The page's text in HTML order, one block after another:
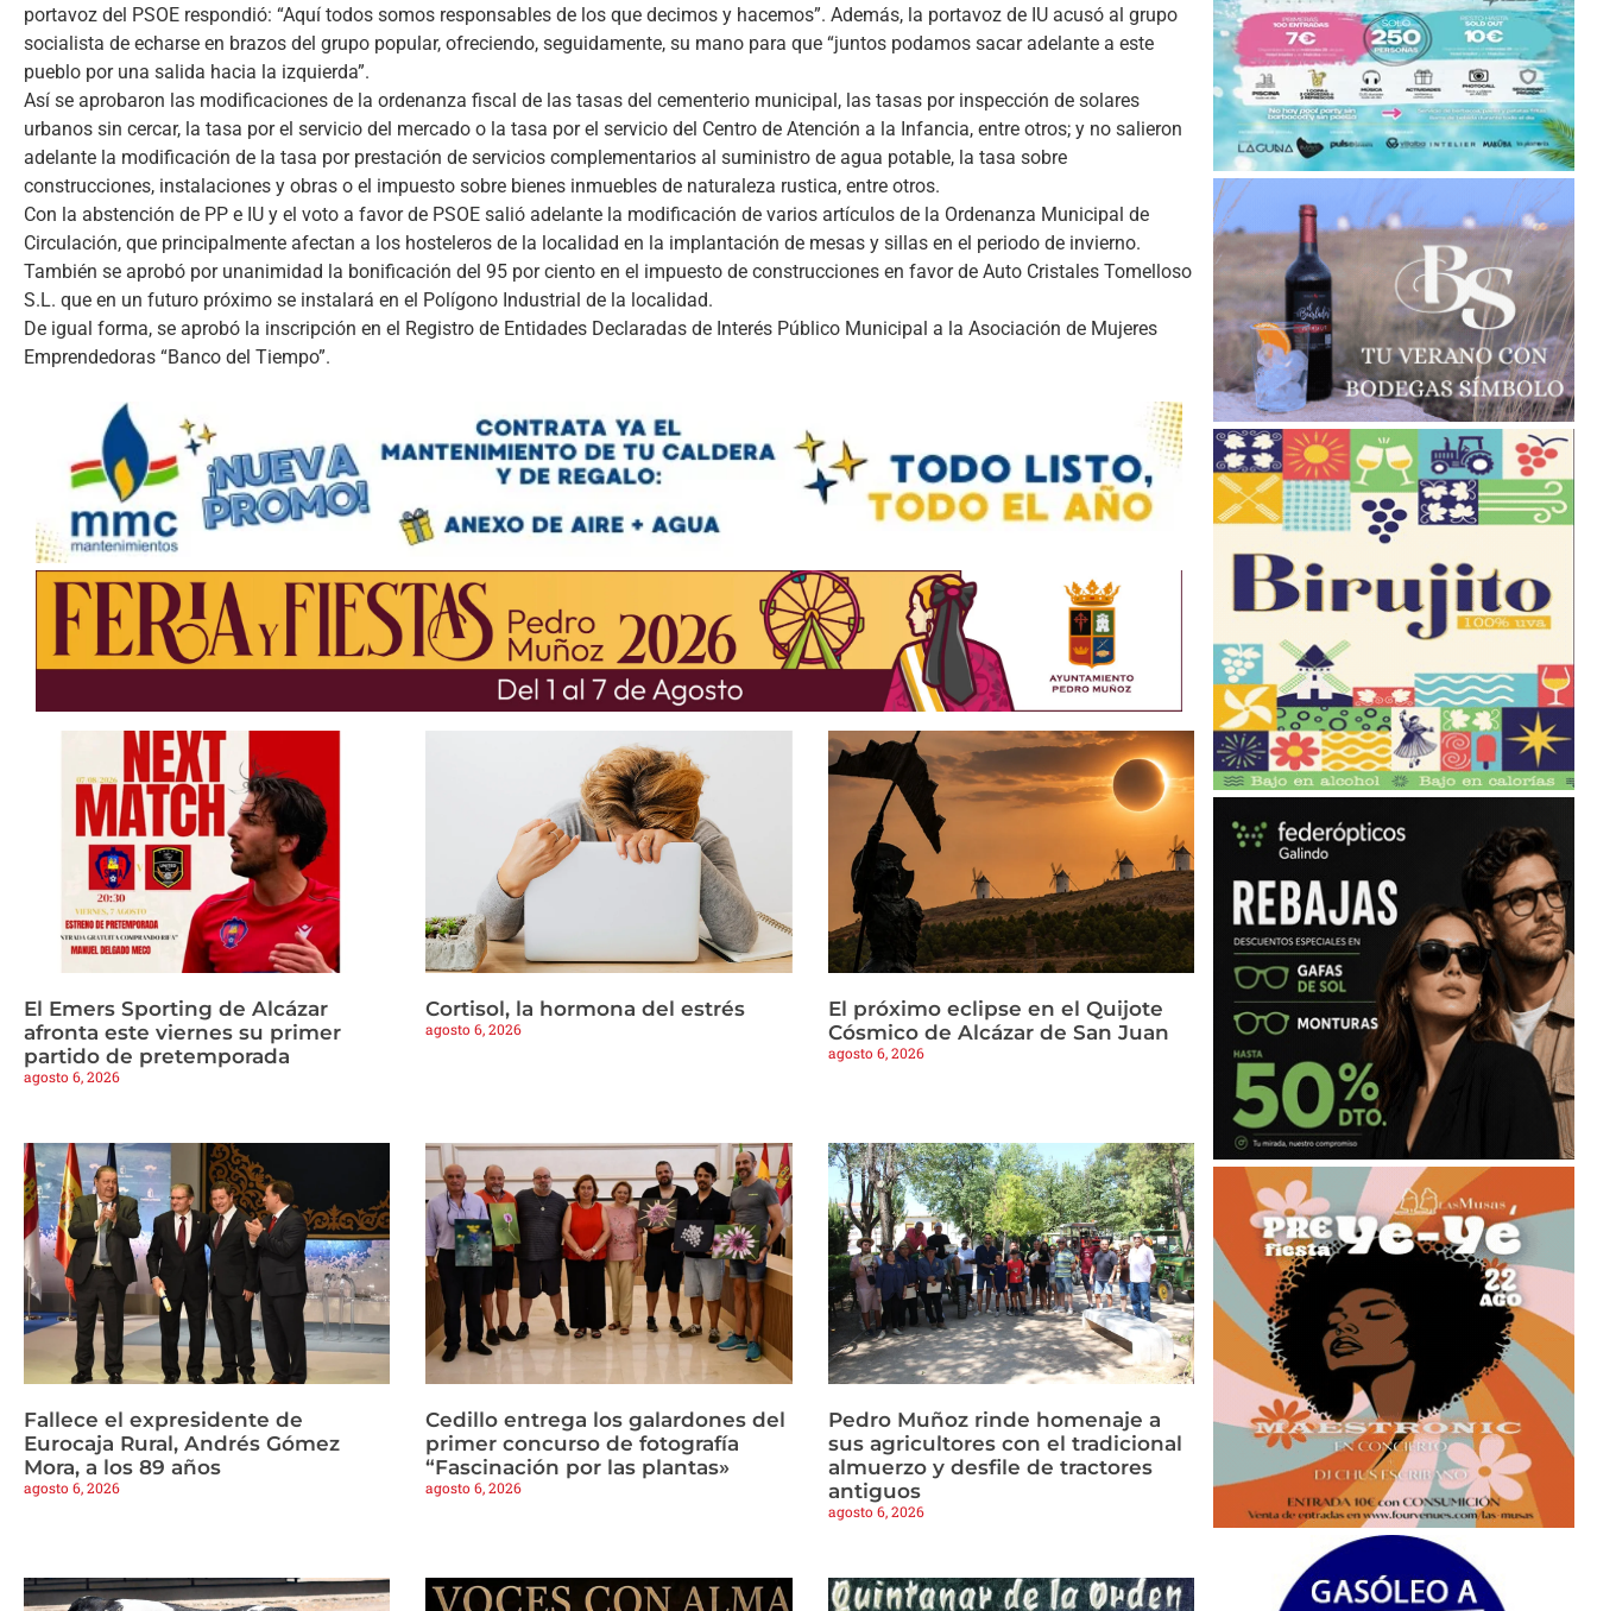
portavoz del PSOE respondió: “Aquí todos somos responsables de los que decimos y hacemos”. Además, la portavoz de IU acusó al grupo
socialista de echarse en brazos del grupo popular, ofreciendo, seguidamente, su mano para que “juntos podamos sacar adelante a este
pueblo por una salida hacia la izquierda”.
Así se aprobaron las modificaciones de la ordenanza fiscal de las tasas del cementerio municipal, las tasas por inspección de solares
urbanos sin cercar, la tasa por el servicio del mercado o la tasa por el servicio del Centro de Atención a la Infancia, entre otros; y no salieron
adelante la modificación de la tasa por prestación de servicios complementarios al suministro de agua potable, la tasa sobre
construcciones, instalaciones y obras o el impuesto sobre bienes inmuebles de naturaleza rustica, entre otros.
Con la abstención de PP e IU y el voto a favor de PSOE salió adelante la modificación de varios artículos de la Ordenanza Municipal de
Circulación, que principalmente afectan a los hosteleros de la localidad en la implantación de mesas y sillas en el periodo de invierno.
También se aprobó por unanimidad la bonificación del 95 por ciento en el impuesto de construcciones en favor de Auto Cristales Tomelloso
S.L. que en un futuro próximo se instalará en el Polígono Industrial de la localidad.
De igual forma, se aprobó la inscripción en el Registro de Entidades Declaradas de Interés Público Municipal a la Asociación de Mujeres
Emprendedoras “Banco del Tiempo”.
El Emers Sporting de Alcázar
afronta este viernes su primer
partido de pretemporada
agosto 6, 2026
Cortisol, la hormona del estrés
agosto 6, 2026
El próximo eclipse en el Quijote
Cósmico de Alcázar de San Juan
agosto 6, 2026
Fallece el expresidente de
Eurocaja Rural, Andrés Gómez
Mora, a los 89 años
agosto 6, 2026
Cedillo entrega los galardones del
primer concurso de fotografía
“Fascinación por las plantas»
agosto 6, 2026
Pedro Muñoz rinde homenaje a
sus agricultores con el tradicional
almuerzo y desfile de tractores
antiguos
agosto 6, 2026